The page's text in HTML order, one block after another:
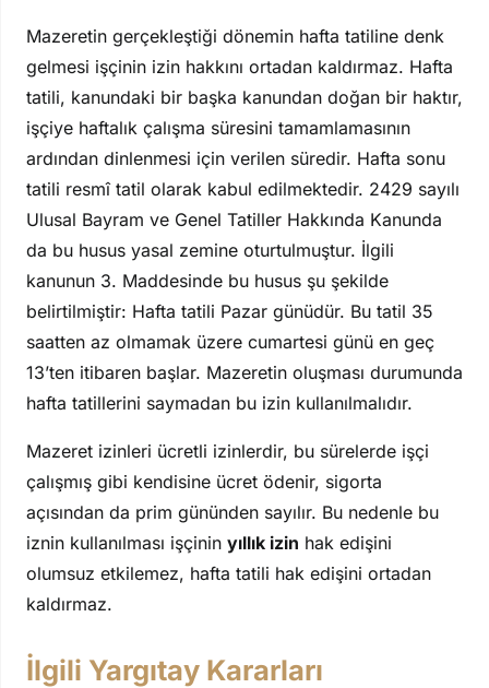
Mazeretin gerçekleştiği dönemin hafta tatiline denk
gelmesi işçinin izin hakkını ortadan kaldırmaz. Hafta
tatili, kanundaki bir başka kanundan doğan bir haktır,
işçiye haftalık çalışma süresini tamamlamasının
ardından dinlenmesi için verilen süredir. Hafta sonu
tatili resmî tatil olarak kabul edilmektedir. 2429 sayılı
Ulusal Bayram ve Genel Tatiller Hakkında Kanunda
da bu husus yasal zemine oturtulmuştur. İlgili
kanunun 3. Maddesinde bu husus şu şekilde
belirtilmiştir: Hafta tatili Pazar günüdür. Bu tatil 35
saatten az olmamak üzere cumartesi günü en geç
13’ten itibaren başlar. Mazeretin oluşması durumunda
hafta tatillerini saymadan bu izin kullanılmalıdır.
Mazeret izinleri ücretli izinlerdir, bu sürelerde işçi
çalışmış gibi kendisine ücret ödenir, sigorta
açısından da prim gününden sayılır. Bu nedenle bu
iznin kullanılması işçinin yıllık izin hak edişini
olumsuz etkilemez, hafta tatili hak edişini ortadan
kaldırmaz.
İlgili Yargıtay Kararları